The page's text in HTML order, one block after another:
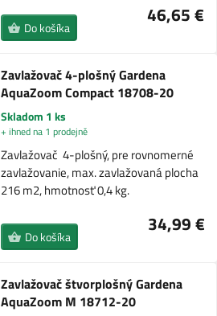
46,65 €
Do košíka
Zavlažovač 4-plošný Gardena
AquaZoom Compact 18708-20
Skladom 1 ks
+ ihned na 1 prodejně
Zavlažovač 4-plošný, pre rovnomerné
zavlažovanie, max. zavlažovaná plocha
216 m2, hmotnosť 0,4 kg.
34,99 €
Do košíka
Zavlažovač štvorplošný Gardena
AquaZoom M 18712-20